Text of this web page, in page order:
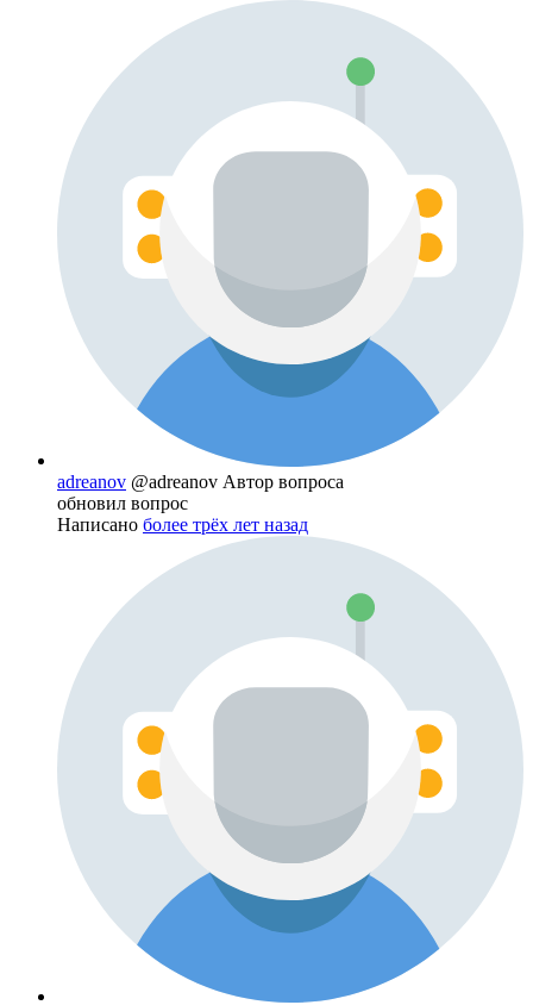
adreanov @adreanov Автор вопроса
обновил вопрос
Написано более трёх лет назад